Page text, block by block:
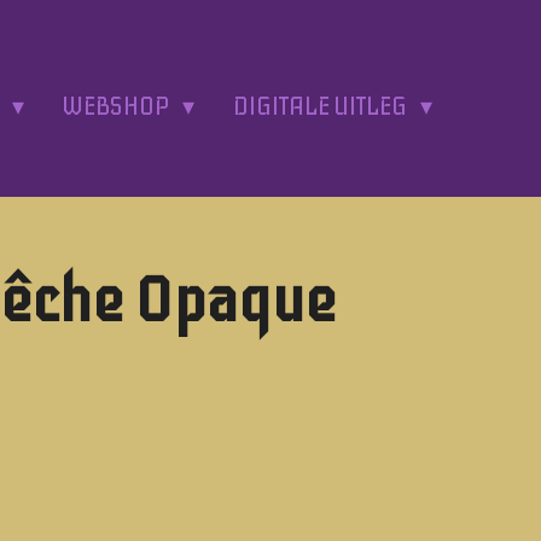
WEBSHOP DIGITALE UITLEG
Opaque